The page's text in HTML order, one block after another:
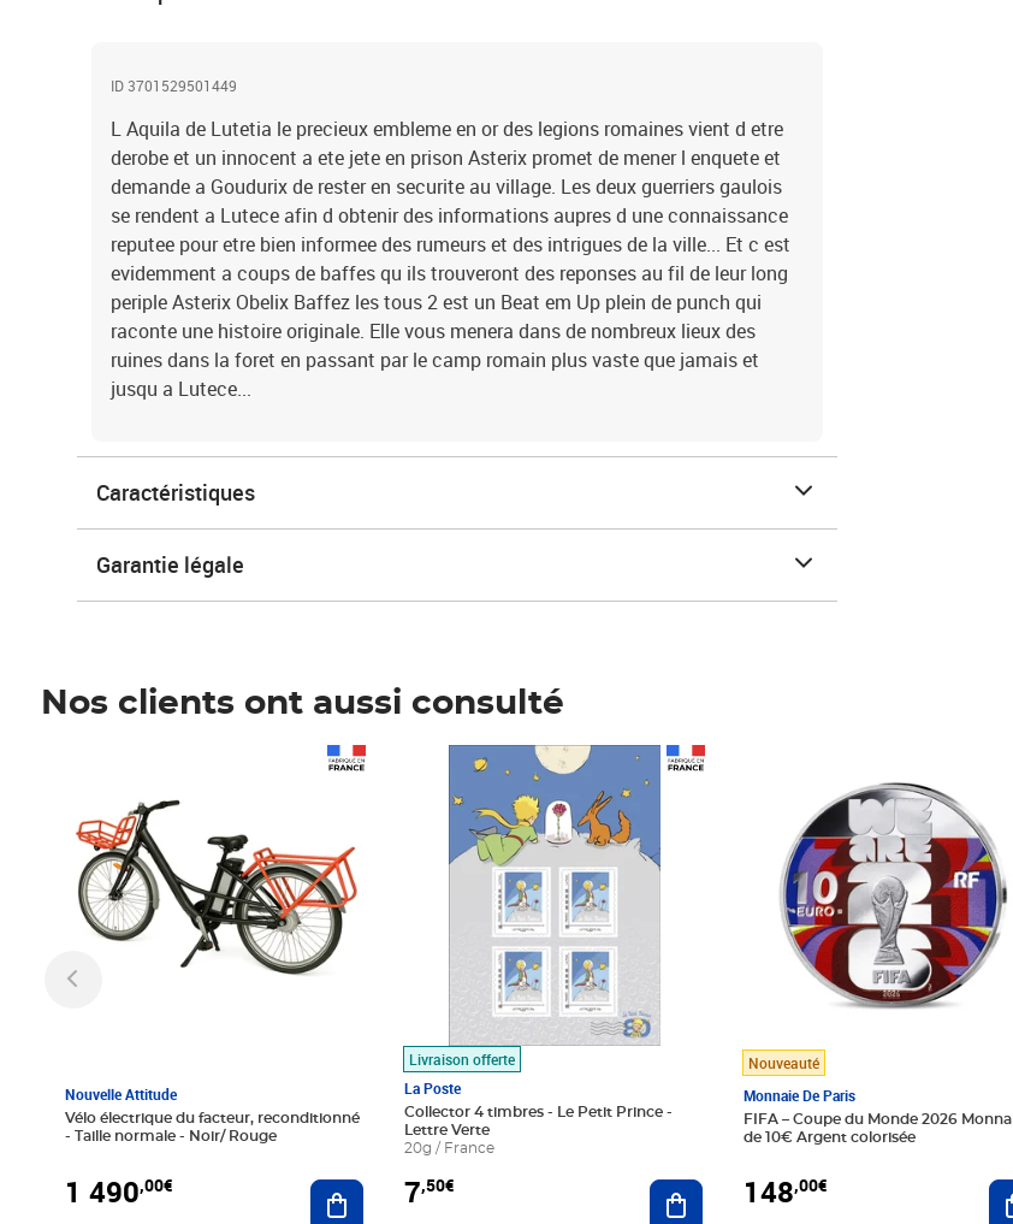
ID 3701529501449
L Aquila de Lutetia le precieux embleme en or des legions romaines vient d etre
derobe et un innocent a ete jete en prison Asterix promet de mener l enquete et
demande a Goudurix de rester en securite au village. Les deux guerriers gaulois
se rendent a Lutece afin d obtenir des informations aupres d une connaissance
reputee pour etre bien informee des rumeurs et des intrigues de la ville... Et c est
evidemment a coups de baffes qu ils trouveront des reponses au fil de leur long
periple Asterix Obelix Baffez les tous 2 est un Beat em Up plein de punch qui
raconte une histoire originale. Elle vous menera dans de nombreux lieux des
ruines dans la foret en passant par le camp romain plus vaste que jamais et
jusqu a Lutece...
Caractéristiques
Garantie légale
Nos clients ont aussi consulté
Nouvelle Attitude
Vélo électrique du facteur, reconditionné
- Taille normale - Noir/ Rouge
1 490,00€ Ajouter au panier
Livraison offerte
La Poste
Collector 4 timbres - Le Petit Prince -
Lettre Verte
20g / France
7,50€
Prix 7,50€
Ajouter au panier
Nouveauté
Monnaie De Paris
FIFA – Coupe du Monde 2026
de 10€ Argent colorisée
148,00€